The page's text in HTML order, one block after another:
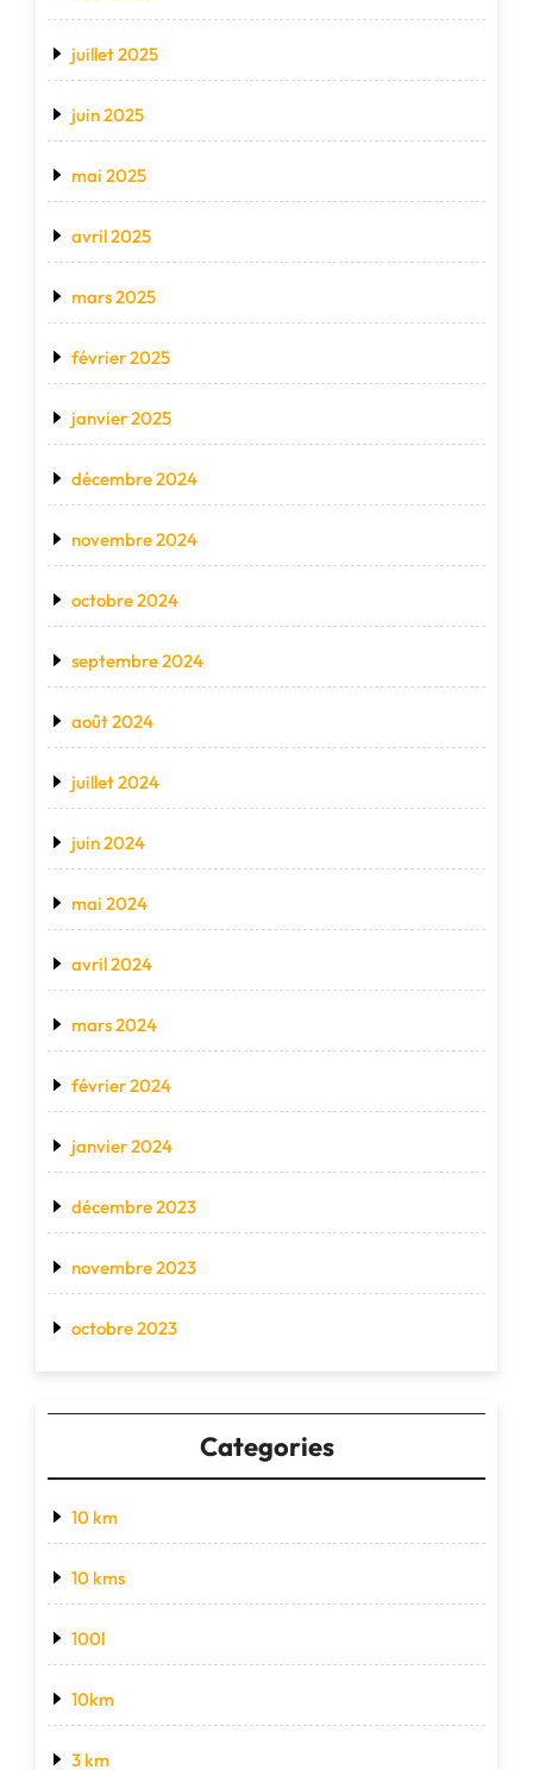
juillet 2025
juin 2025
mai 2025
avril 2025
mars 2025
février 2025
janvier 2025
décembre 2024
novembre 2024
octobre 2024
septembre 2024
août 2024
juillet 2024
juin 2024
mai 2024
avril 2024
mars 2024
février 2024
janvier 2024
décembre 2023
novembre 2023
octobre 2023
Categories
10 km
10 kms
100l
10km
3 km